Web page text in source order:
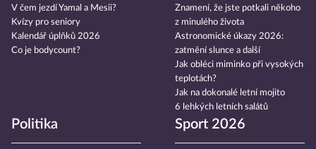
V čem jezdí Yamal a Mesii?
Kvízy pro seniory
Kalendář úplňků 2026
Co je bodycount?
Znamení, že jste potkali někoho
z minulého života
Astronomické úkazy 2026:
zatmění slunce a další
Jak obléci miminko při vysokých
teplotách?
Jak na dokonalé letní mojito
6 lehkých letních salátů
Politika Sport 2026